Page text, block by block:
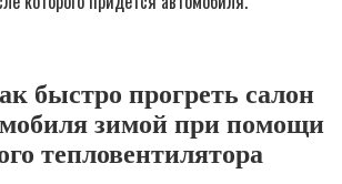
быстро прогреть салон
зимой при помощи
тепловентилятора